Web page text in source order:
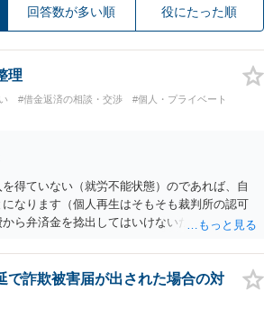
回答数が多い順 役にたった順
理
#借金返済の相談・交渉 #個人・プライベート
得ていない（就労不能状態）のであれば、自
なります（個人再生はそもそも裁判所の認可
ら弁済金を捻出してはいけないため任意整理
し、裁判所の予納金等も法テラスが援助して
己破産を任せれば解決します。
で詐欺被害届が出された場合の対